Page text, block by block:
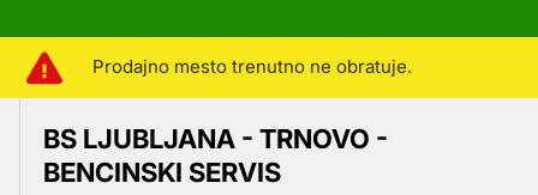
Prodajno mesto trenutno ne obratuje.
BS LJUBLJANA - TRNOVO -
BENCINSKI SERVIS